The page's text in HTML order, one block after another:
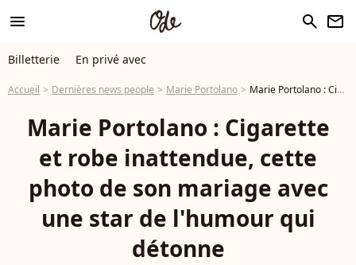
menu search newsletter
Billetterie En privé avec
Accueil Dernières news people Marie Portolano Marie Portolano : Cigarette et robe inattendue, cette photo de son mariage avec une star de l'humour qui détonne
Marie Portolano : Cigarette
et robe inattendue, cette
photo de son mariage avec
une star de l'humour qui
détonne